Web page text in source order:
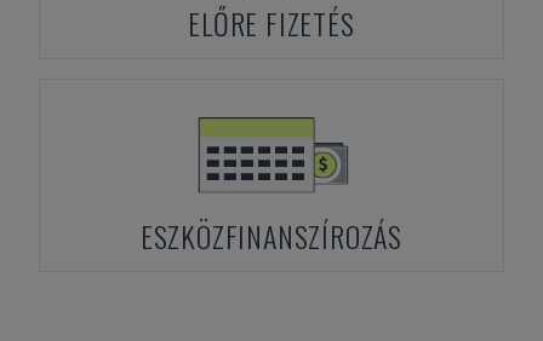
ELŐRE FIZETÉS
ESZKÖZFINANSZÍROZÁS